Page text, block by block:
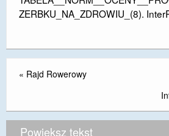
ZERBKU_NA_ZDROWIU_(8).
« Rajd Rowerowy
Powiększ tekst